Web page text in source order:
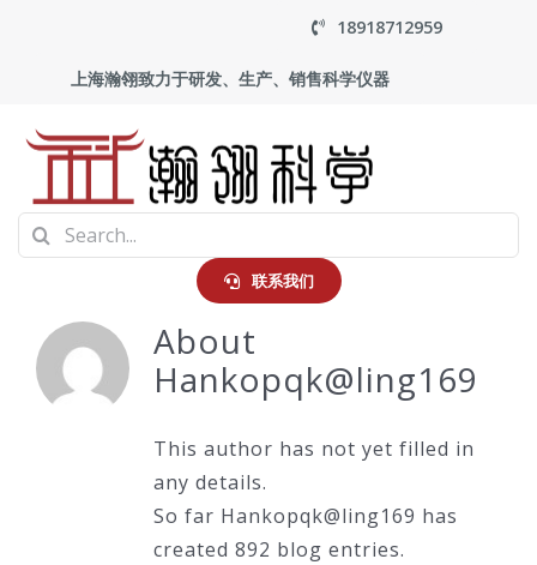
content
18918712959
上海瀚翎致力于研发、生产、销售科学仪器
首页
产品中心
Search
for:
联系我们
About
Hankopqk@ling169
This author has not yet filled in
any details.
So far Hankopqk@ling169 has
created 892 blog entries.